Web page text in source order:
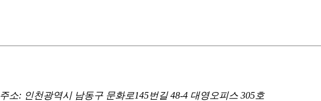
주소: 인천광역시 남동구 문화로145번길 48-4 대영오피스 305호